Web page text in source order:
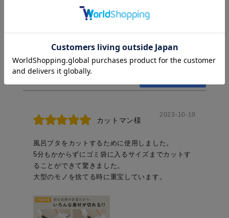
5.00
日付順 ↓ 評価順 いいね数順
購入確認順
写真・動画付き順
カットマン様
2023-10-19
風呂ブタをカットするために使用しました。
5分もかからずにゴミ袋に入るサイズまでカットす
ることができて驚きました。
大型のモノを捨てる時に重宝しています。